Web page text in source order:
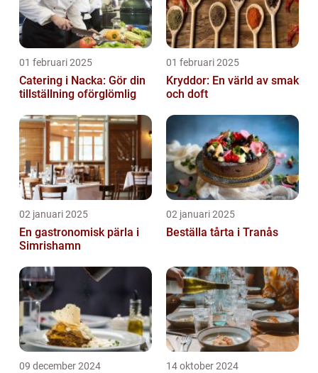
01 februari 2025
Catering i Nacka: Gör din
tillställning oförglömlig
01 februari 2025
Kryddor: En värld av smak
och doft
02 januari 2025
En gastronomisk pärla i
Simrishamn
02 januari 2025
Beställa tårta i Tranås
09 december 2024 14 oktober 2024